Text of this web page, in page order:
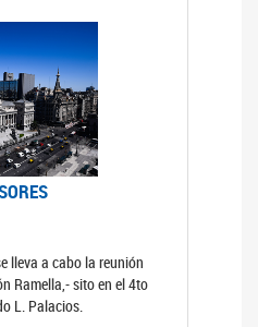
lleva a cabo la reunión
Ramella,- sito en el 4to
L. Palacios.